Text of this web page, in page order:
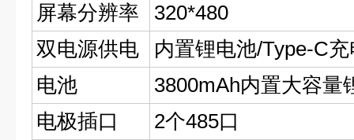
屏幕分辨率
320*480
双电源供电
内置锂电池/Type-C充
电池
3800mAh内置大容量
电极插口
2个485口